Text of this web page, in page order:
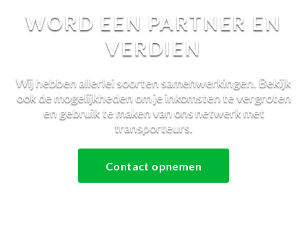
WORD EEN PARTNER EN
VERDIEN
Wij hebben allerlei soorten samenwerkingen. Bekijk
ook de mogelijkheden om je inkomsten te vergroten
en gebruik te maken van ons netwerk met
transporteurs.
Contact opnemen